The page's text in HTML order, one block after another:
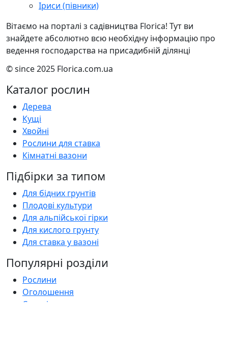
Іриси (півники)
Вітаємо на порталі з садівництва Florica! Тут ви
знайдете абсолютно всю необхідну інформацію про
ведення господарства на присадибній ділянці
© since 2025 Florica.com.ua
Каталог рослин
Дерева
Кущі
Хвойні
Рослини для ставка
Кімнатні вазони
Підбірки за типом
Для бідних грунтів
Плодові культури
Для альпійської гірки
Для кислого грунту
Для ставка у вазоні
Популярні розділи
Рослини
Оголошення
Садові центри